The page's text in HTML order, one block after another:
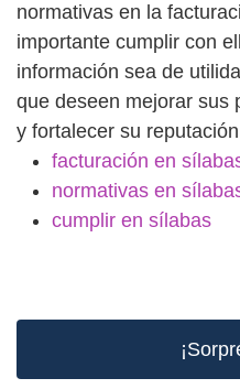
normativas en la
importante cumplir con
información sea de
que deseen mejorar sus
y fortalecer su
facturación en
normativas en
cumplir en sílabas